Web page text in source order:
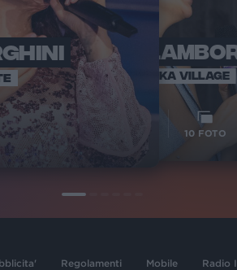
ELETTRA
VOI TANKA VILLAGE
10 FOTO
Regolamenti Mobile Radio